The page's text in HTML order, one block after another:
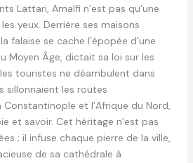
Lattari, Amalfi n’est pas qu’une
yeux. Derrière ses maisons
falaise se cache l’épopée d’une
Moyen Âge, dictait sa loi sur les
touristes ne déambulent dans
sillonnaient les routes
Constantinople et l’Afrique du Nord,
et savoir. Cet héritage n’est pas
; il infuse chaque pierre de la ville,
de sa cathédrale à